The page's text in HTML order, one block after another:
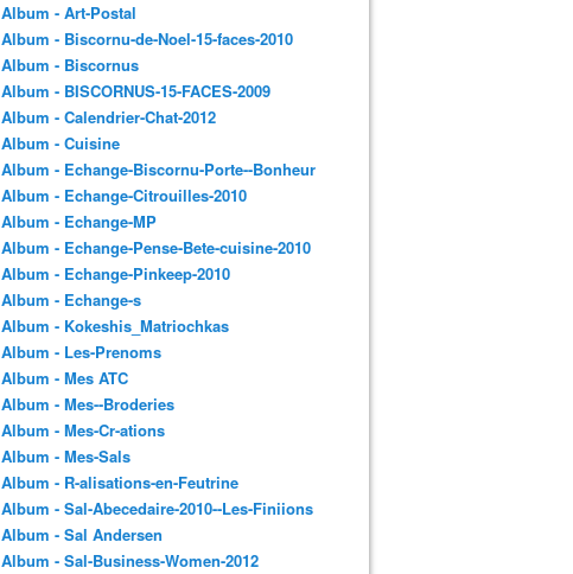
Album - Art-Postal
Album - Biscornu-de-Noel-15-faces-2010
Album - Biscornus
Album - BISCORNUS-15-FACES-2009
Album - Calendrier-Chat-2012
Album - Cuisine
Album - Echange-Biscornu-Porte--Bonheur
Album - Echange-Citrouilles-2010
Album - Echange-MP
Album - Echange-Pense-Bete-cuisine-2010
Album - Echange-Pinkeep-2010
Album - Echange-s
Album - Kokeshis_Matriochkas
Album - Les-Prenoms
Album - Mes ATC
Album - Mes--Broderies
Album - Mes-Cr-ations
Album - Mes-Sals
Album - R-alisations-en-Feutrine
Album - Sal-Abecedaire-2010--Les-Finiions
Album - Sal Andersen
Album - Sal-Business-Women-2012